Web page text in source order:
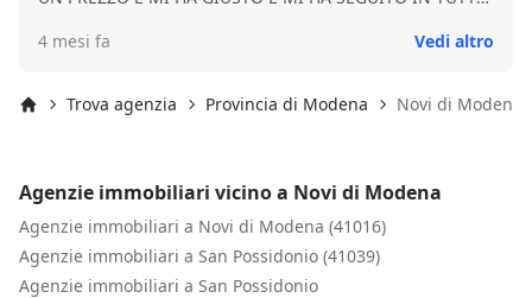
PROFESSIONALE. LO CONSIGLIO A TUTTE LE PERSONE
TUTTO
4 mesi fa Vedi altro
Trova agenzia Provincia di Modena Novi di Modena
Agenzie immobiliari vicino a Novi di Modena
Agenzie immobiliari a Novi di Modena (41016)
Agenzie immobiliari a San Possidonio (41039)
Agenzie immobiliari a San Possidonio